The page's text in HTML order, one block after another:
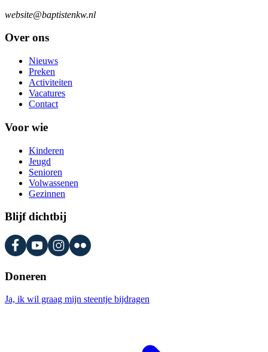
website@baptistenkw.nl
Over ons
Nieuws
Preken
Activiteiten
Vacatures
Contact
Voor wie
Kinderen
Jeugd
Senioren
Volwassenen
Gezinnen
Blijf dichtbij
Doneren
Ja, ik wil graag mijn steentje bijdragen